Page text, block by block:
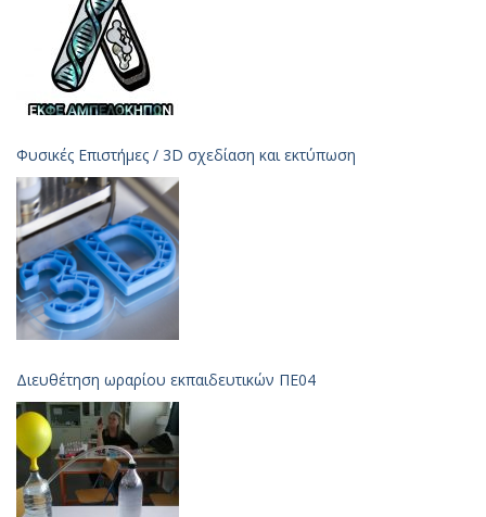
Φυσικές Επιστήμες / 3D σχεδίαση και εκτύπωση
Διευθέτηση ωραρίου εκπαιδευτικών ΠΕ04